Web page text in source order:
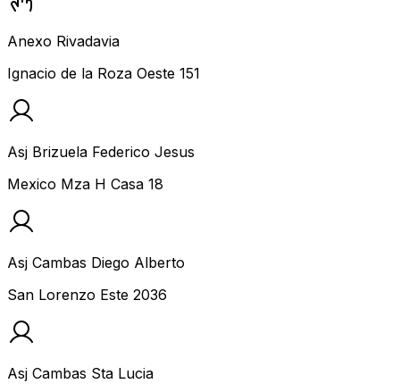
Anexo Rivadavia
Ignacio de la Roza Oeste 151
Asj Brizuela Federico Jesus
Mexico Mza H Casa 18
Asj Cambas Diego Alberto
San Lorenzo Este 2036
Asj Cambas Sta Lucia